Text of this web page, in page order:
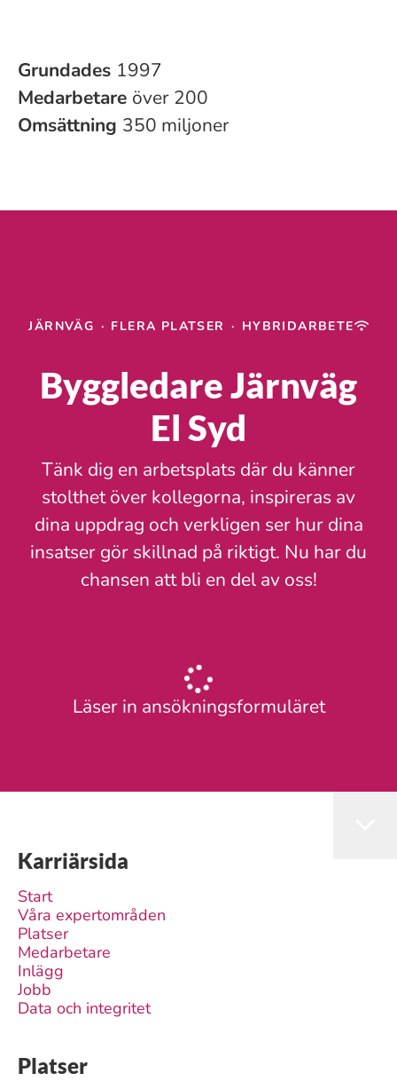
Grundades 1997
Medarbetare över 200
Omsättning 350 miljoner
JÄRNVÄG · FLERA PLATSER · HYBRIDARBETE
Byggledare Järnväg
El Syd
Tänk dig en arbetsplats där du känner
stolthet över kollegorna, inspireras av
dina uppdrag och verkligen ser hur dina
insatser gör skillnad på riktigt. Nu har du
chansen att bli en del av oss!
Läser in ansökningsformuläret
Karriärsida
Start
Våra expertområden
Platser
Medarbetare
Inlägg
Jobb
Data och integritet
Platser